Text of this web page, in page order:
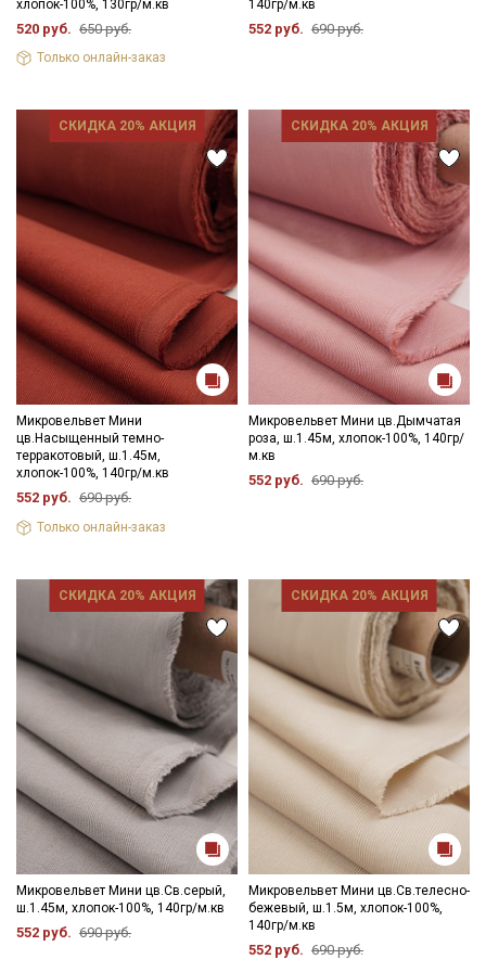
Уход:
- стирка до 30C в «деликатном режиме», отжим до 600
оборотов
не пересушивать
- гладить с осторожностью только изнаночной стороны.
Цветопередача (тон) может отличаться от оригинального
цвета ткани в зависимости от настроек вашего монитора и в
зависимости от партии.
хлопок-100%, 130гр/м.кв
520 руб. 650 руб.
Только онлайн-заказ
140гр/м.кв
552 руб. 690 руб.
СКИДКА 20% АКЦИЯ
Микровельвет Мини
цв.Насыщенный темно-
терракотовый, ш.1.45м,
хлопок-100%, 140гр/м.кв
552 руб. 690 руб.
Только онлайн-заказ
СКИДКА 20% АКЦИЯ
Микровельвет Мини цв.Дымчатая
роза, ш.1.45м, хлопок-100%, 140гр/
м.кв
552 руб. 690 руб.
СКИДКА 20% АКЦИЯ
Микровельвет Мини цв.Св.серый,
ш.1.45м, хлопок-100%, 140гр/м.кв
552 руб. 690 руб.
СКИДКА 20% АКЦИЯ
Микровельвет Мини цв.Св.телесно-
бежевый, ш.1.5м, хлопок-100%,
140гр/м.кв
552 руб. 690 руб.